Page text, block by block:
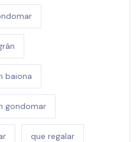
baiona
gondomar
que regalar